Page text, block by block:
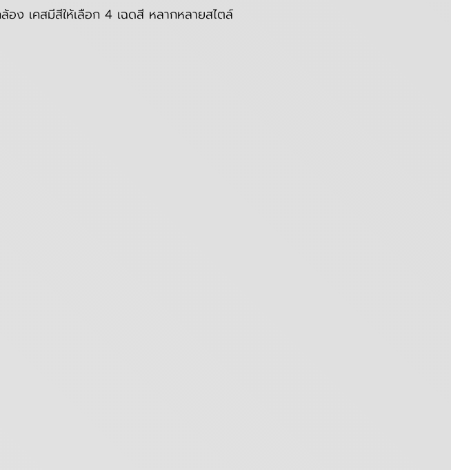
อง เคสมีสีให้เลือก 4 เฉดสี หลากหลายสไตล์